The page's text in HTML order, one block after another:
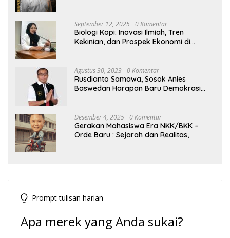
September 12, 2025 0 Komentar
Biologi Kopi: Inovasi Ilmiah, Tren
Kekinian, dan Prospek Ekonomi di
Agustus 30, 2023 0 Komentar
Rusdianto Samawa, Sosok Anies
Baswedan Harapan Baru Demokrasi
Desember 4, 2025 0 Komentar
Gerakan Mahasiswa Era NKK/BKK –
Orde Baru : Sejarah dan Realitas,
Prompt tulisan harian
Apa merek yang Anda sukai?